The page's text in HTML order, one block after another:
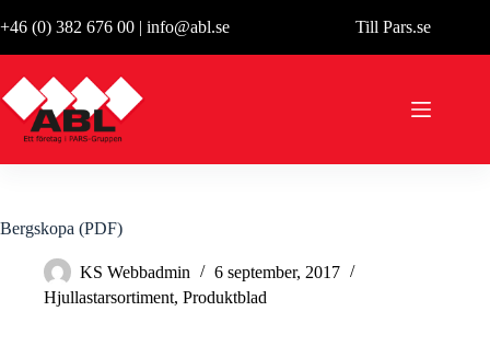
till
+46 (0) 382 676 00 | info@abl.se Till Pars.se
Bergskopa (PDF)
KS Webbadmin
6 september, 2017
Hjullastarsortiment, Produktblad